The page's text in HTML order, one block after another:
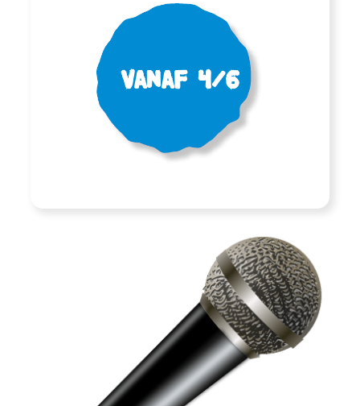
Vanaf 4/6